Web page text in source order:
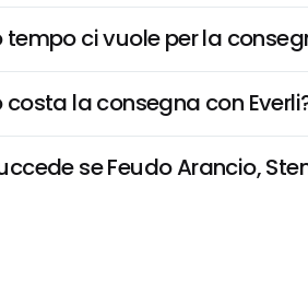
ci vuole per la
la consegna con
se Feudo Arancio,